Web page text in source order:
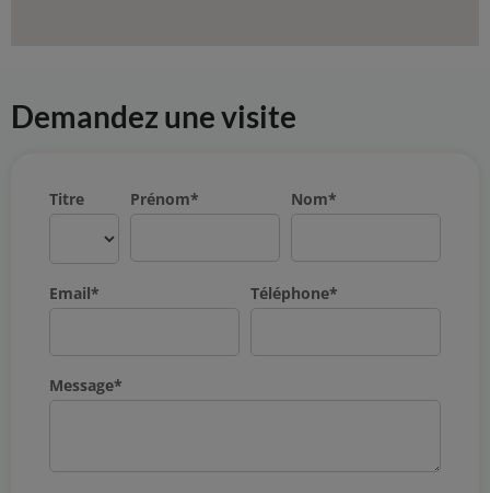
Demandez une visite
Prénom* Nom*
Email* Téléphone*
Message*